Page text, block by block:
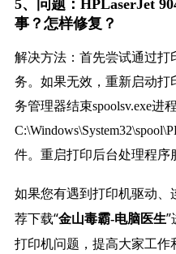
5、问题：HPLaserJet
事？怎样修复？
解决方法：首先尝试通过
务。如果无效，重新启动打
务管理器结束spoolsv.exe进
件。重启打印后台处理程序
如果您有遇到打印机驱动
荐下载“金山毒霸-电脑医生”
打印机问题，提高大家工作